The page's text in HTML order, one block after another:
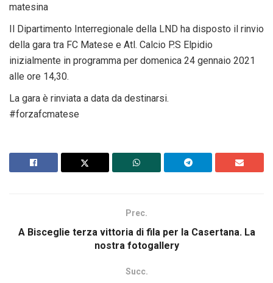
matesina
Il Dipartimento Interregionale della LND ha disposto il rinvio
della gara tra FC Matese e Atl. Calcio P.S Elpidio
inizialmente in programma per domenica 24 gennaio 2021
alle ore 14,30.
La gara è rinviata a data da destinarsi.
#forzafcmatese
Prec.
A Bisceglie terza vittoria di fila per la Casertana. La
nostra fotogallery
Succ.